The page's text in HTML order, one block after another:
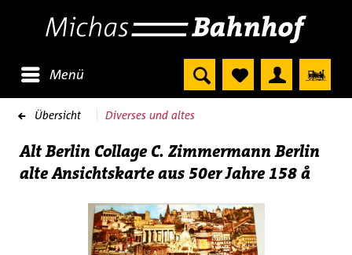
Menü
Übersicht Diverses und altes
Alt Berlin Collage C. Zimmermann Berlin
alte Ansichtskarte aus 50er Jahre 158 å